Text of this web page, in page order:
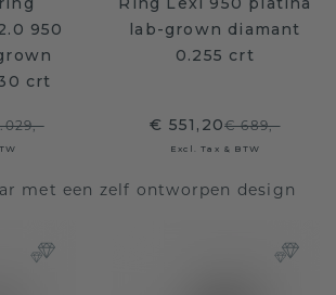
950
crt
lab-grown diamant
0.255 crt
€ 551,20€ 689,-
Excl. Tax & BTW
met een zelf ontworpen design